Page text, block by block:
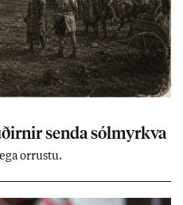
senda sól­myrkva
orr­ustu.